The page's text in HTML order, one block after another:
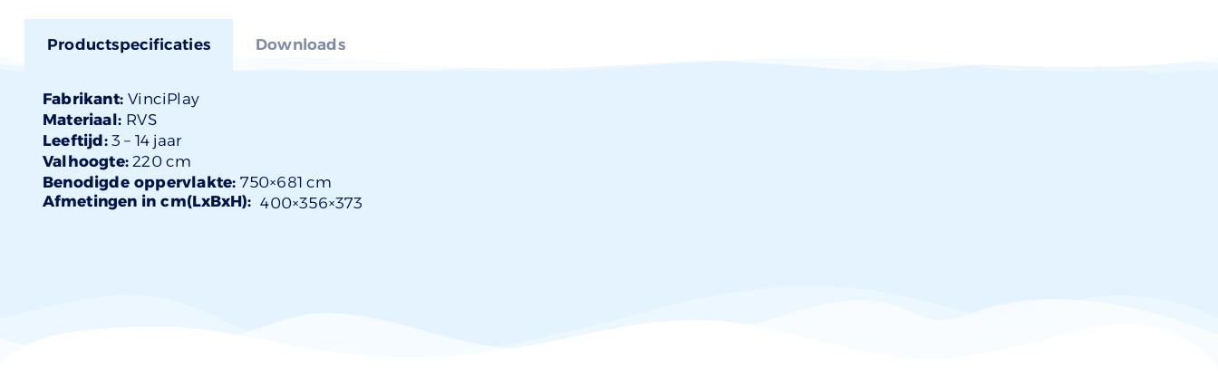
Productspecificaties Downloads
Fabrikant:VinciPlay
Materiaal: RVS
Leeftijd:3 – 14 jaar
Valhoogte: 220 cm
Benodigde oppervlakte: 750×681 cm
Afmetingen in cm(LxBxH): 400×356×373